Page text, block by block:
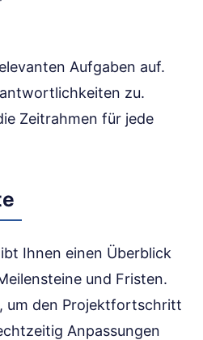
Aufgaben auf.
zu.
Zeitrahmen für jede
Ihnen einen Überblick
und Fristen.
um den Projektfortschritt
Anpassungen